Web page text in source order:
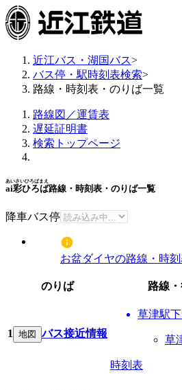
近江バス・湖国バス>
バス停・駅時刻表検索>
路線・時刻表・のりば一覧
路線図／運賃表
遅延証明書
検索トップページ
ai彩ひろば
あいさいひろばまえ
路線・時刻表・のりば一覧
降車バス停
お盆ダイヤの路線・時
のりば 路線
1 地図 バス接近情報
草津駅
草
時刻表